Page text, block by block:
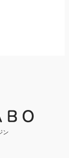
ン